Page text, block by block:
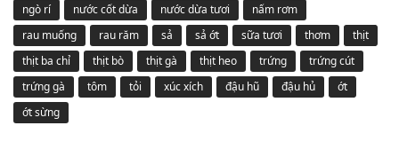
ngò rí
nước cốt dừa nước dừa tươi
nấm rơm
rau muống
rau răm sả sả ớt sữa tươi thơm
thịt
thịt ba chỉ
thịt bò thịt gà thịt heo trứng
trứng cút
trứng gà
tôm tỏi xúc xích đậu hũ đậu hủ
ớt
ớt sừng